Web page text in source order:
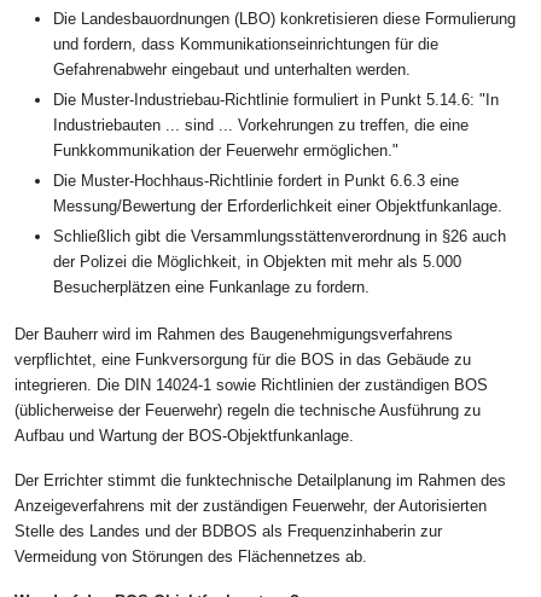
Die Landesbauordnungen (LBO) konkretisieren diese Formulierung
und fordern, dass Kommunikationseinrichtungen für die
Gefahrenabwehr eingebaut und unterhalten werden.
Die Muster-Industriebau-Richtlinie formuliert in Punkt 5.14.6: "In
Industriebauten ... sind ... Vorkehrungen zu treffen, die eine
Funkkommunikation der Feuerwehr ermöglichen."
Die Muster-Hochhaus-Richtlinie fordert in Punkt 6.6.3 eine
Messung/Bewertung der Erforderlichkeit einer Objektfunkanlage.
Schließlich gibt die Versammlungsstättenverordnung in §26 auch
der Polizei die Möglichkeit, in Objekten mit mehr als 5.000
Besucherplätzen eine Funkanlage zu fordern.
Der Bauherr wird im Rahmen des Baugenehmigungsverfahrens
verpflichtet, eine Funkversorgung für die BOS in das Gebäude zu
integrieren. Die DIN 14024-1 sowie Richtlinien der zuständigen BOS
(üblicherweise der Feuerwehr) regeln die technische Ausführung zu
Aufbau und Wartung der BOS-Objektfunkanlage.
Der Errichter stimmt die funktechnische Detailplanung im Rahmen des
Anzeigeverfahrens mit der zuständigen Feuerwehr, der Autorisierten
Stelle des Landes und der BDBOS als Frequenzinhaberin zur
Vermeidung von Störungen des Flächennetzes ab.